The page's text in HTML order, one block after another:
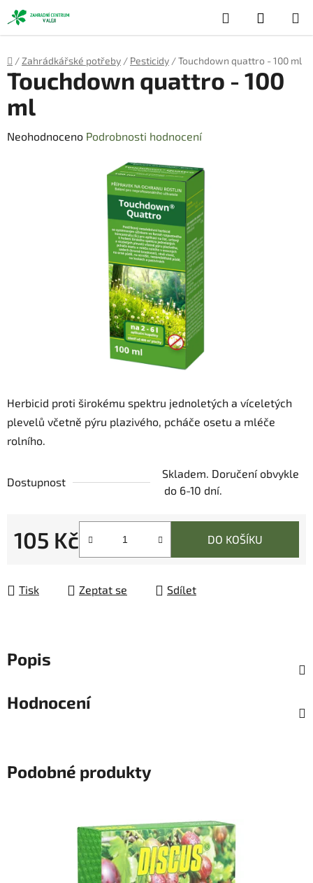
Přejít
na
obsah
Hledat
KOŠÍK
Domů
/ Zahrádkářské potřeby / Pesticidy /Touchdown quattro - 100 ml
Herbicid proti širokému spektru jednoletých a víceletých
plevelů včetně pýru plazivého, pcháče osetu a mléče
rolního.
Dostupnost
Skladem. Doručení obvykle
do 6-10 dní.
105 Kč DO KOŠÍKU
Tisk Zeptat se Sdílet
Touchdown quattro - 100
ml
Průměrné
Neohodnoceno Podrobnosti hodnocení
Popis
Hodnocení
Podobné produkty